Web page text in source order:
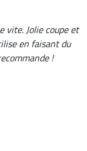
vite. Jolie coupe et
en faisant du
!